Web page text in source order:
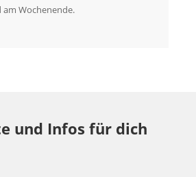
Wochenende.
und Infos für dich